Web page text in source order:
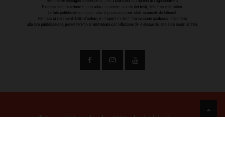
© Copyright Logudorolive 2024 | Pubblicità